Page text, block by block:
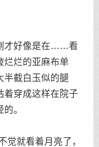
才好像是在……看
烂烂的亚麻布单
半截白玉似的腿
着穿成这样在院子
。
觉就看着月亮了，